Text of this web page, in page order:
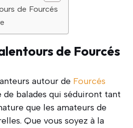
de Fourcés
de Fourcés
autour de Fourcés
balades qui séduiront tant
que les amateurs de
Que vous soyez à la